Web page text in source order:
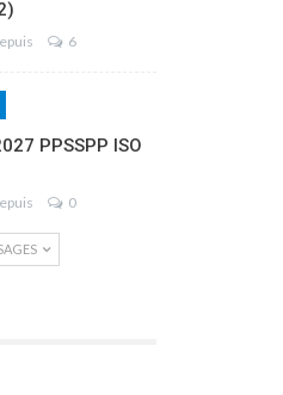
6
PPSSPP ISO
0